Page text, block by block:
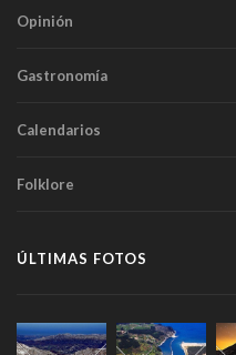
Opinión
Gastronomía
Calendarios
Folklore
ÚLTIMAS FOTOS